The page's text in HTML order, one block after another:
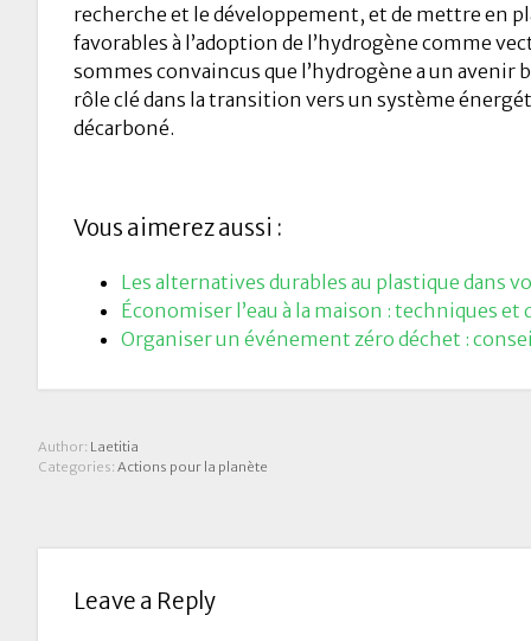
recherche et le développement, et de mettre en
favorables à l’adoption de l’hydrogène comme
sommes convaincus que l’hydrogène a un avenir
rôle clé dans la transition vers un système
décarboné.
Vous aimerez aussi :
Les alternatives durables au plastique dans
Économiser l’eau à la maison : techniques
Organiser un événement zéro déchet :
Author: Laetitia
Categories: Actions pour la planète
Leave a Reply